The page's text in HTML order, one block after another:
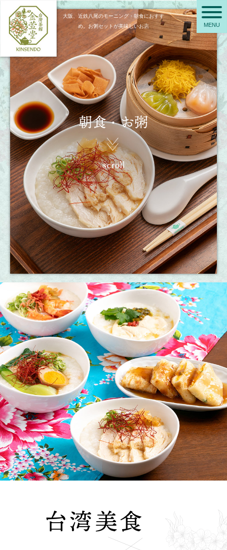
大阪、近鉄八尾のモーニング・朝食におすす
め。お粥セットが美味しいお店
朝食・お粥
台湾美食